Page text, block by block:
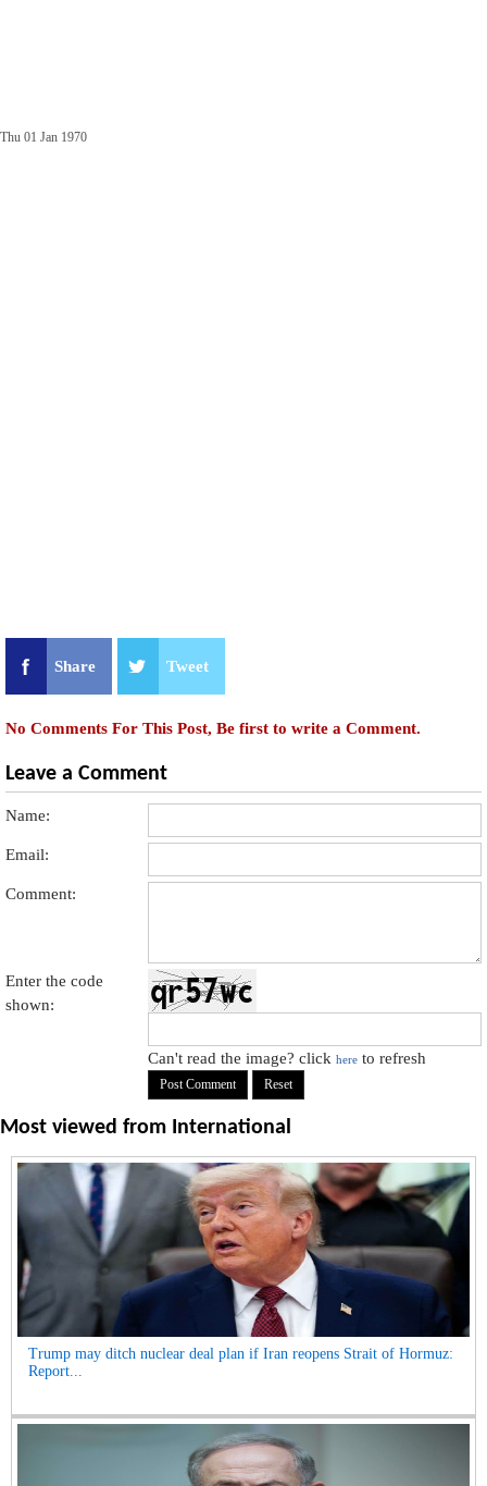
Thu 01 Jan 1970
Share Tweet
No Comments For This Post, Be first to write a Comment.
Leave a Comment
Name:
Email:
Comment:
Enter the code
shown:
Can't read the image? clickhere to refresh
Most viewed from International
Trump may ditch nuclear deal plan if Iran reopens Strait of Hormuz:
Report...